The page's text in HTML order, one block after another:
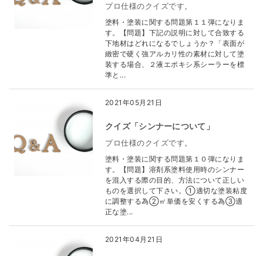
プロ仕様のクイズです。
塗料・塗装に関する問題第１１弾になりま
す。【問題】下記の説明に対して合致する
下地材はどれになるでしょうか？「表面が
緻密で硬く強アルカリ性の素材に対して塗
装する場合、２液エポキシ系シーラーを標
準と...
2021年05月21日
クイズ「シンナーについて」
プロ仕様のクイズです。
塗料・塗装に関する問題第１０弾になりま
す。【問題】溶剤系塗料使用時のシンナー
を混入する際の目的、方法について正しい
ものを選択して下さい。①適切な塗装粘度
に調整する為②㎡単価を安くする為③適
正な塗...
2021年04月21日